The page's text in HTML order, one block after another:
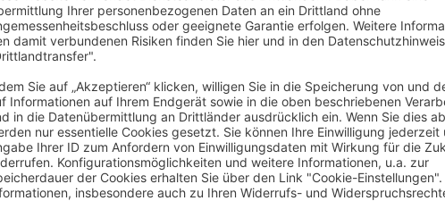
CN
Keine Angaben erforderlich
NeuTrends GmbH, Frankfurter Str.
151b, 63303 Dreieich, DE
gemäß Produktsicherheitsverordnung EU 2023/